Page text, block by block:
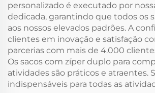
personalizado é executado por
dedicada, garantindo que todos os
aos nossos elevados padrões. A
clientes em inovação e satisfação
parcerias com mais de 4.000
Os sacos com zíper duplo para
atividades são práticos e atraentes.
indispensáveis para todas as